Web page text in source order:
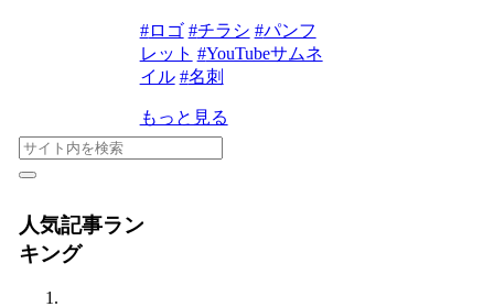
#ロゴ #チラシ #パンフ
レット #YouTubeサムネ
イル #名刺
もっと見る
人気記事ラン
キング